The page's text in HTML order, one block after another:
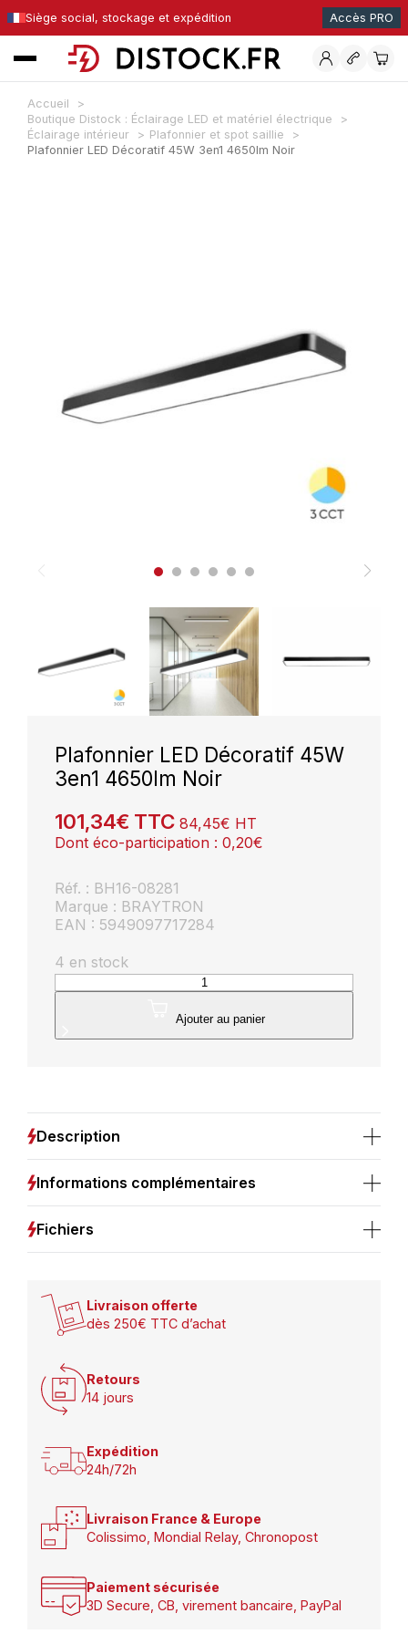
Siège social, stockage et expédition Accès PRO
Accueil
Boutique Distock : Éclairage LED et matériel électrique
Éclairage intérieur
Plafonnier et spot saillie
Plafonnier LED Décoratif 45W 3en1 4650lm Noir
Plafonnier LED Décoratif 45W
3en1 4650lm Noir
101,34€ TTC 84,45€ HT
Dont éco-participation : 0,20€
Réf. : BH16-08281
Marque : BRAYTRON
EAN : 5949097717284
4 en stock
quantité
de
LED
4650lm
Noir
Ajouter au panier
Description
Informations complémentaires
Fichiers
Livraison offerte
dès 250€ TTC d’achat
Retours
14 jours
Expédition
24h/72h
Livraison France & Europe
Colissimo, Mondial Relay, Chronopost
Paiement sécurisée
3D Secure, CB, virement bancaire, PayPal